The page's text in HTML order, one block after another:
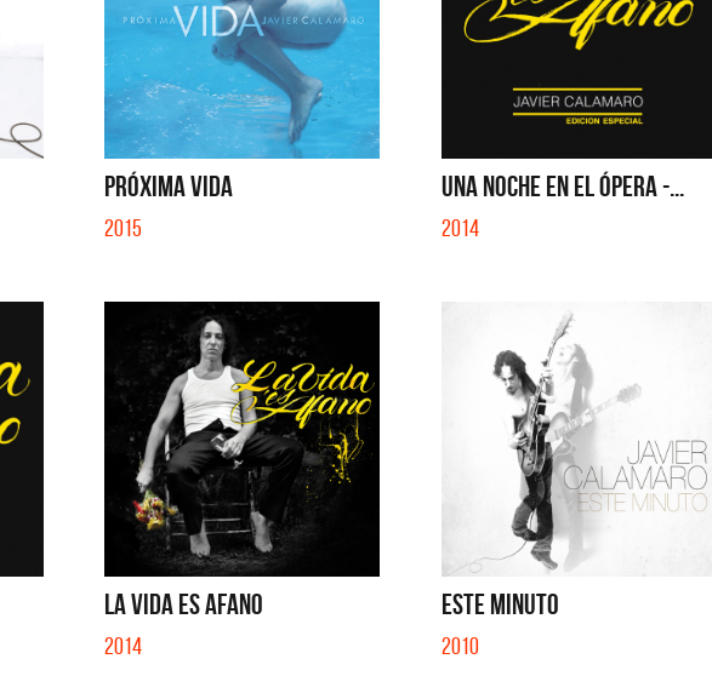
PRÓXIMA VIDA
2015
UNA NOCHE EN EL ÓPERA -...
2014
LA VIDA ES AFANO
2014
ESTE MINUTO
2010